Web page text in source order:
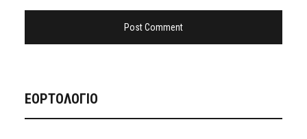
ΕΟΡΤΟΛΟΓΙΟ